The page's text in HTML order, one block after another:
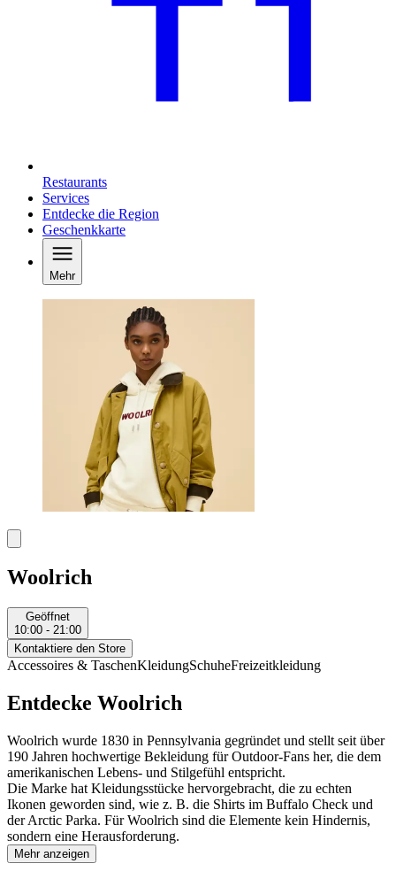
Restaurants
Services
Entdecke die Region
Geschenkkarte
Mehr
Woolrich
Geöffnet
10:00 - 21:00
Kontaktiere den Store
Accessoires & TaschenKleidungSchuheFreizeitkleidung
Entdecke Woolrich
Woolrich wurde 1830 in Pennsylvania gegründet und stellt seit über
190 Jahren hochwertige Bekleidung für Outdoor-Fans her, die dem
amerikanischen Lebens- und Stilgefühl entspricht.
Die Marke hat Kleidungsstücke hervorgebracht, die zu echten
Ikonen geworden sind, wie z. B. die Shirts im Buffalo Check und
der Arctic Parka. Für Woolrich sind die Elemente kein Hindernis,
sondern eine Herausforderung.
Mehr anzeigen